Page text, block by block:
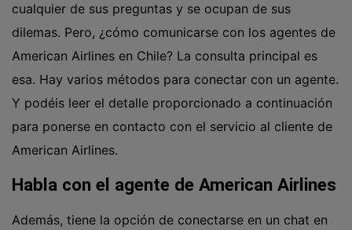
cualquier de sus preguntas y se ocupan de sus
dilemas. Pero, ¿cómo comunicarse con los agentes de
American Airlines en Chile? La consulta principal es
esa. Hay varios métodos para conectar con un agente.
Y podéis leer el detalle proporcionado a continuación
para ponerse en contacto con el servicio al cliente de
American Airlines.
Habla con el agente de American Airlines
Además, tiene la opción de conectarse en un chat en